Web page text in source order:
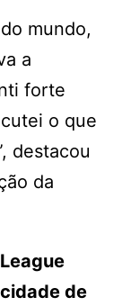
mundo,
a
forte
o que
destacou
da
de